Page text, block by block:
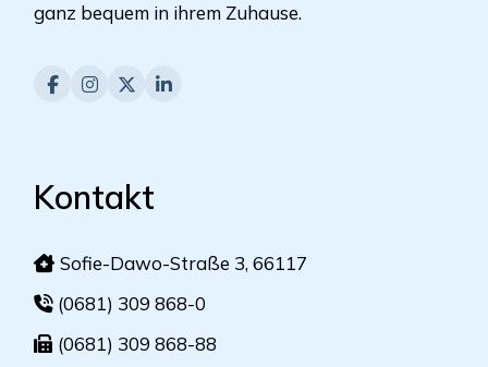
ganz bequem in ihrem Zuhause.
Kontakt
Sofie-Dawo-Straße 3, 66117
(0681) 309 868-0
(0681) 309 868-88